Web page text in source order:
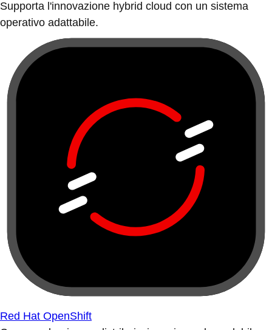
Supporta l'innovazione hybrid cloud con un sistema
operativo adattabile.
Red Hat OpenShift